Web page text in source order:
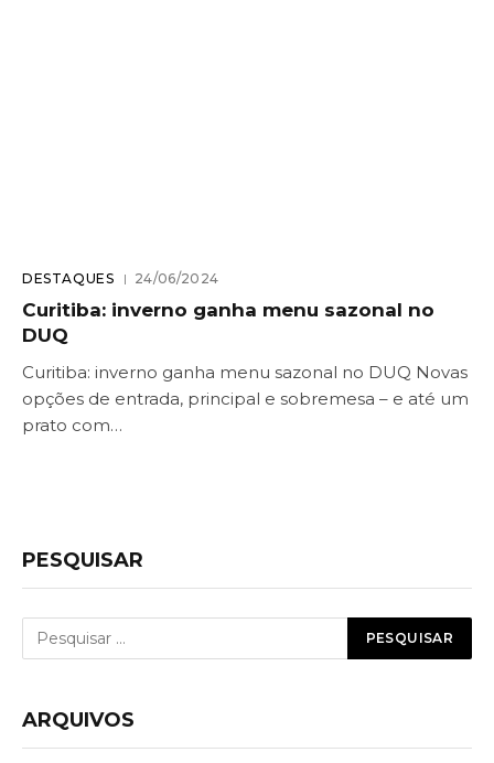
DESTAQUES 24/06/2024
Curitiba: inverno ganha menu sazonal no
DUQ
Curitiba: inverno ganha menu sazonal no DUQ Novas
opções de entrada, principal e sobremesa – e até um
prato com…
PESQUISAR
ARQUIVOS